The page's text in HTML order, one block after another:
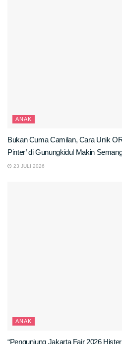
ANAK
Bukan Cuma Camilan, Cara Unik
Pinter’ di Gunungkidul Makin
23 JULI 2026
ANAK
“Pengunjung Jakarta Fair 2026